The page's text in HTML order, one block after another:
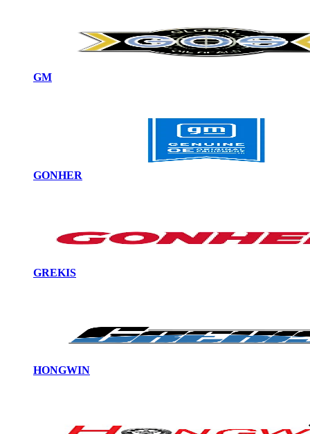
GM
GONHER
GREKIS
HONGWIN